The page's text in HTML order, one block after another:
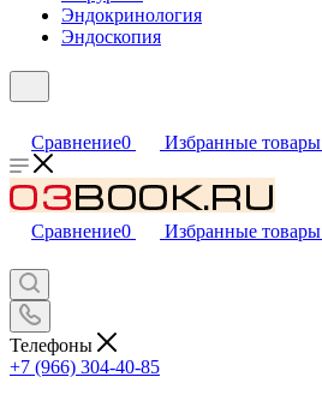
Эндокринология
Эндоскопия
Сравнение0 Избранные товары
Сравнение0 Избранные товары
Телефоны
+7 (966) 304-40-85